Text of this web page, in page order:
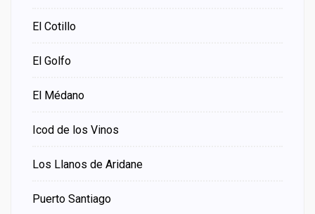
El Cotillo
El Golfo
El Médano
Icod de los Vinos
Los Llanos de Aridane
Puerto Santiago